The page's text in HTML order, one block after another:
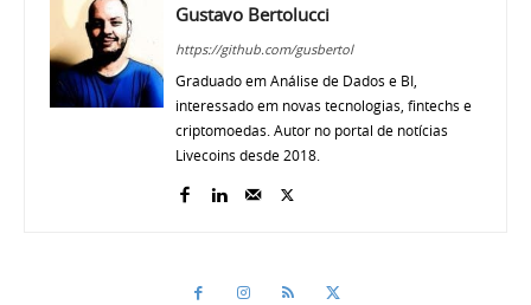
Gustavo Bertolucci
https://github.com/gusbertol
Graduado em Análise de Dados e BI,
interessado em novas tecnologias, fintechs e
criptomoedas. Autor no portal de notícias
Livecoins desde 2018.